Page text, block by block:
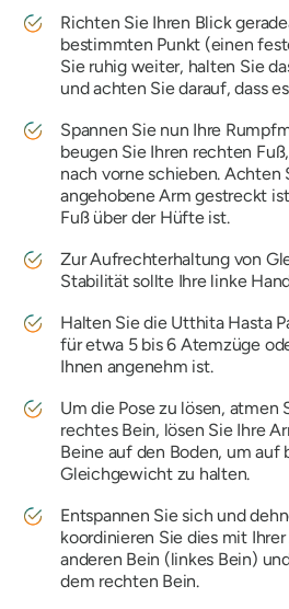
Richten Sie Ihren Blick
bestimmten Punkt (einen
Sie ruhig weiter, halten Sie
und achten Sie darauf, dass
Spannen Sie nun Ihre
beugen Sie Ihren rechten
nach vorne schieben. Achten
angehobene Arm gestreckt
Fuß über der Hüfte ist.
Zur Aufrechterhaltung von
Stabilität sollte Ihre linke
Halten Sie die Utthita Hasta
für etwa 5 bis 6 Atemzüge
Ihnen angenehm ist.
Um die Pose zu lösen, atmen
rechtes Bein, lösen Sie Ihre
Beine auf den Boden, um auf
Gleichgewicht zu halten.
Entspannen Sie sich und
koordinieren Sie dies mit
anderen Bein (linkes Bein)
dem rechten Bein.